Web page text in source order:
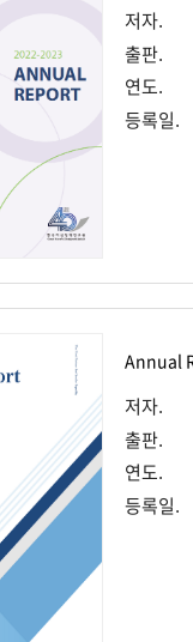
저자.
출판.
연도.
등록일.
Annual
저자.
출판.
연도.
등록일.